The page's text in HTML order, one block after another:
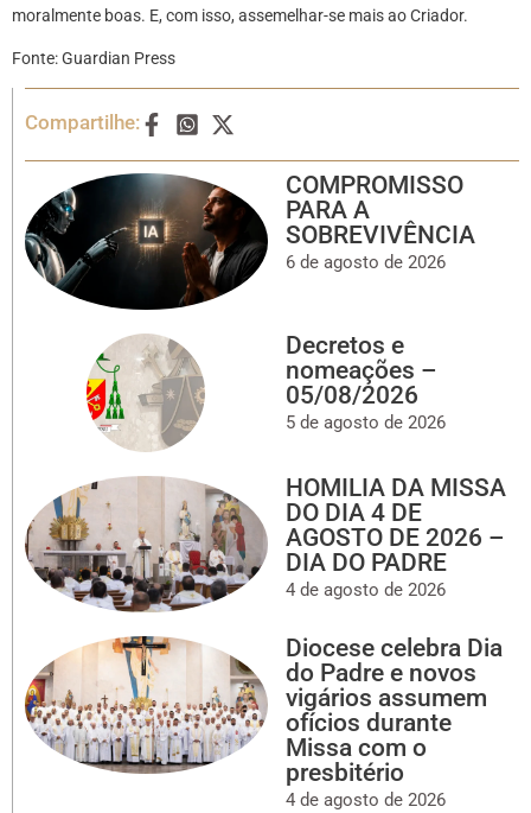
moralmente boas. E, com isso, assemelhar-se mais ao Criador.
Fonte: Guardian Press
Compartilhe:
COMPROMISSO
PARA A
SOBREVIVÊNCIA
6 de agosto de 2026
Decretos e
nomeações –
05/08/2026
5 de agosto de 2026
HOMILIA DA MISSA
DO DIA 4 DE
AGOSTO DE 2026 –
DIA DO PADRE
4 de agosto de 2026
Diocese celebra Dia
do Padre e novos
vigários assumem
ofícios durante
Missa com o
presbitério
4 de agosto de 2026